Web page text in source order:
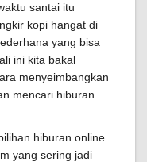
santai itu
kopi hangat di
yang bisa
ini kita bakal
menyeimbangkan
mencari hiburan
hiburan online
yang sering jadi